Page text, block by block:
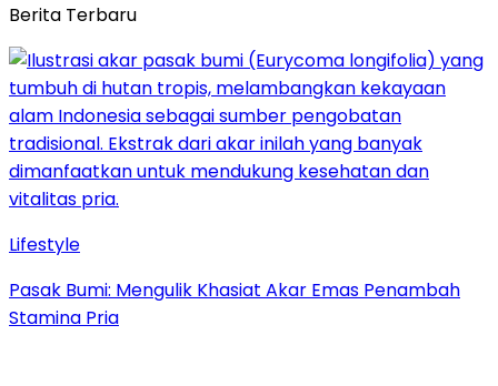
Berita Terbaru
Lifestyle
Pasak Bumi: Mengulik Khasiat Akar Emas Penambah
Stamina Pria